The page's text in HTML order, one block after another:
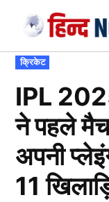
content
POSTED
IN
क्रिकेट
IPL
ने पहले मैच
अपनी
11